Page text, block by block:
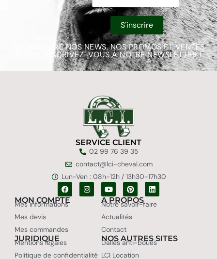
POUR SUIVRE NOS NEWS, NOS PROMOS ET VENTES
FLASH, INSCRIVEZ-VOUS À NOTRE NEWSLETTER !
SERVICE CLIENT
02 99 76 39 35
contact@lci-cheval.com
Lun-Ven : 08h-12h / 13h30-17h30
MON COMPTE
Mes informations
Mes devis
Mes commandes
JURIDIQUE
Mentions légales
Politique de confidentialité
A PROPOS
Notre savoir-faire
Actualités
Contact
NOS AUTRES SITES
Dalles anti-boues
LCI Location